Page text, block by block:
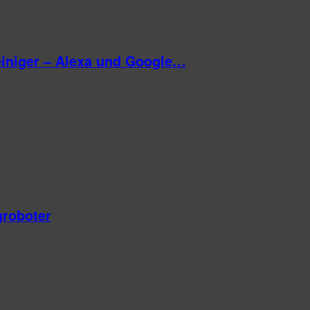
– Alexa und Google…